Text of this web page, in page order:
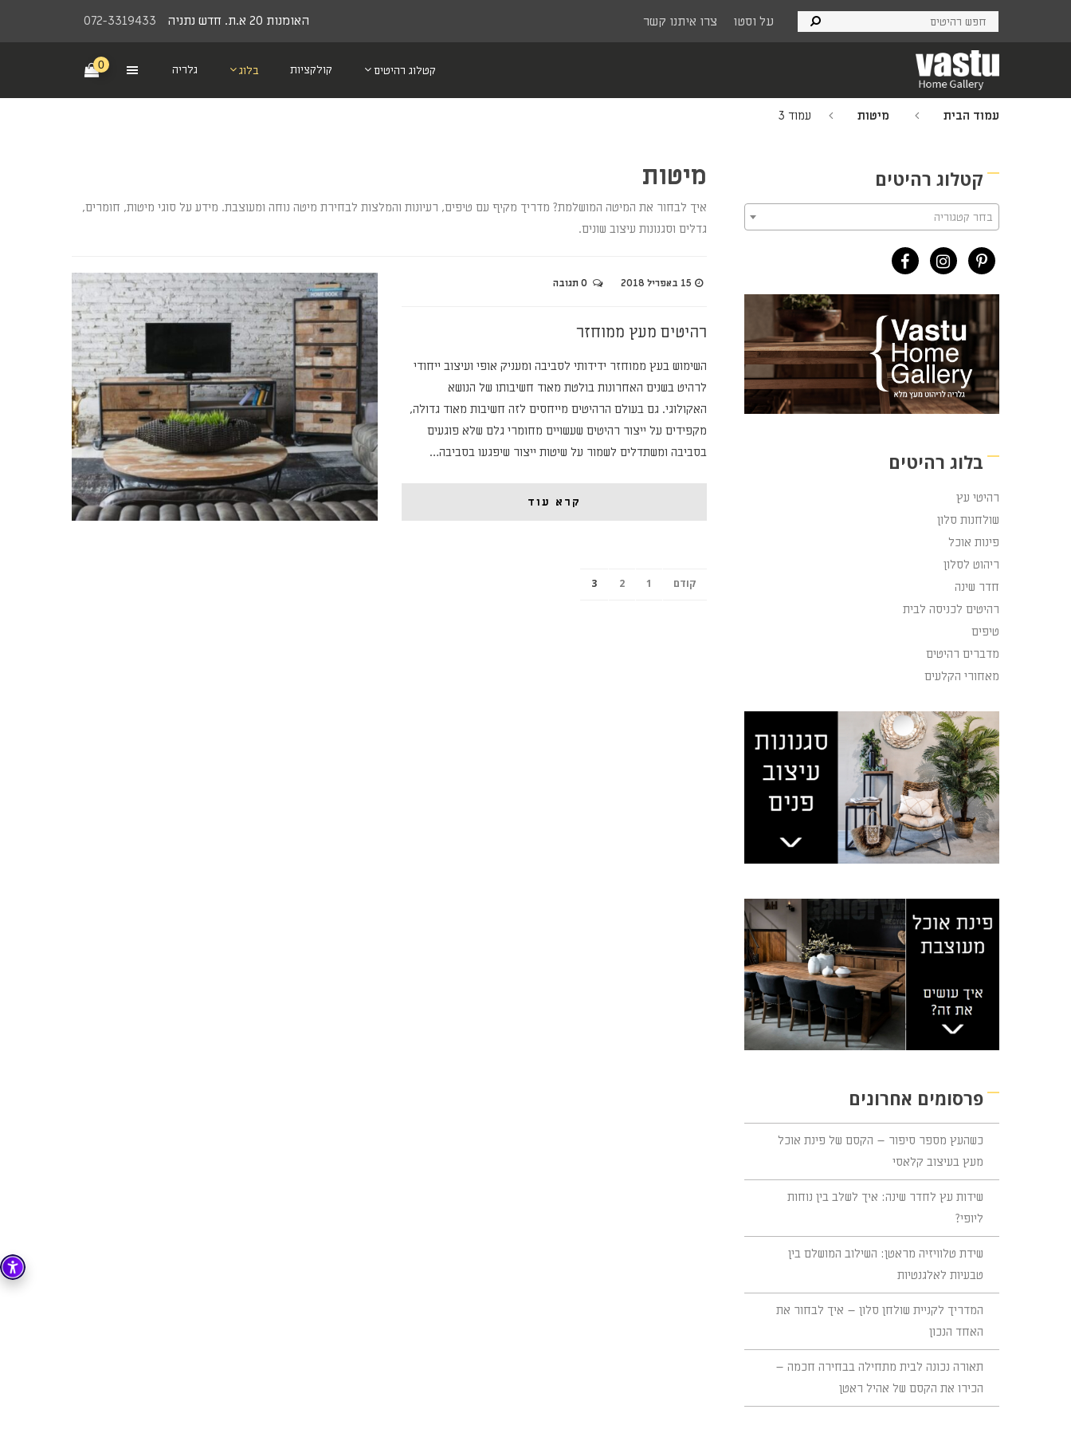
072-3319433 האומנות 20 א.ת. חדש נתניה על וסטו צרו איתנו קשר
קטלוג רהיטים קולקציות בלוג גלריה 0
עמוד הבית מיטות עמוד 3
מיטות
איך לבחור את המיטה המושלמת? מדריך מקיף עם טיפים, רעיונות והמלצות לבחירת מיטה נוחה ומעוצבת. מידע על סוגי מיטות, חומרים,
גדלים וסגנונות עיצוב שונים.
15 באפריל 2018
רהיטים מעץ ממוחזר
השימוש בעץ ממוחזר ידידותי לסביבה ומעניק אופי ועיצוב ייחודי
לרהיט בשנים האחרונות בולטת מאוד חשיבותו של הנושא
האקולוגי. גם בעולם הרהיטים מייחסים לזה חשיבות מאוד גדולה,
מקפידים על ייצור רהיטים שעשויים מחומרי גלם שלא פוגעים
בסביבה ומשתדלים לשמור על שיטות ייצור שיפגעו בסביבה…
קרא עוד
קודם 1
2
3
קטלוג רהיטים
בחר קטגוריה
בלוג רהיטים
רהיטי עץ
שולחנות סלון
פינות אוכל
ריהוט לסלון
חדר שינה
רהיטים לכניסה לבית
טיפים
מדברים רהיטים
מאחורי הקלעים
פרסומים אחרונים
כשהעץ מספר סיפור – הקסם של פינת אוכל
מעץ בעיצוב קלאסי
שידות עץ לחדר שינה: איך לשלב בין נוחות
ליופי?
שידת טלוויזיה מראטן: השילוב המושלם בין
טבעיות לאלגנטיות
המדריך לקניית שולחן סלון – איך לבחור את
האחד הנכון
תאורה נכונה לבית מתחילה בבחירה חכמה –
הכירו את הקסם של אהיל ראטן